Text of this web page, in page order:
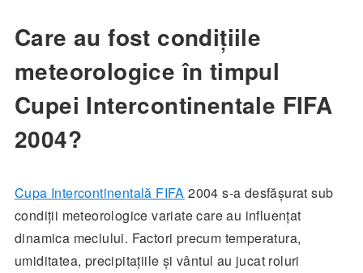
Care au fost condițiile
meteorologice în timpul
Cupei Intercontinentale FIFA
2004?
Cupa Intercontinentală FIFA 2004 s-a desfășurat sub
condiții meteorologice variate care au influențat
dinamica meciului. Factori precum temperatura,
umiditatea, precipitațiile și vântul au jucat roluri